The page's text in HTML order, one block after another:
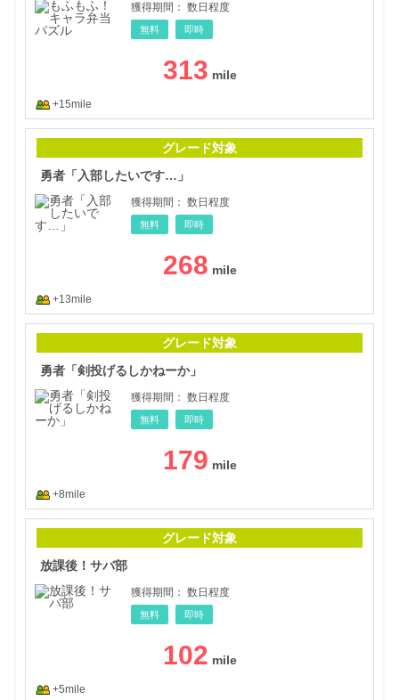
獲得期間： 数日程度
無料 即時
313
+15mile
グレード対象
勇者「入部したいです…」
獲得期間： 数日程度
無料 即時
268
+13mile
グレード対象
勇者「剣投げるしかねーか」
獲得期間： 数日程度
無料 即時
179
+8mile
グレード対象
放課後！サバ部
獲得期間： 数日程度
無料 即時
102
+5mile